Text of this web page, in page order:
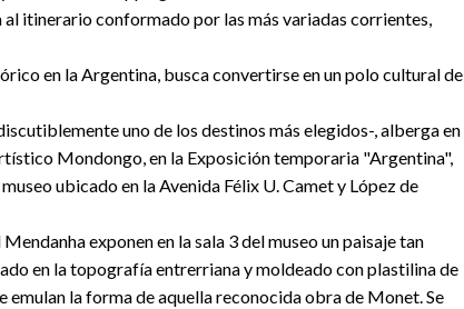
itinerario conformado por las más variadas corrientes,
en la Argentina, busca convertirse en un polo cultural de
uno de los destinos más elegidos-, alberga en
Mondongo, en la Exposición temporaria "Argentina",
ubicado en la Avenida Félix U. Camet y López de
exponen en la sala 3 del museo un paisaje tan
en la topografía entrerriana y moldeado con plastilina de
la forma de aquella reconocida obra de Monet. Se